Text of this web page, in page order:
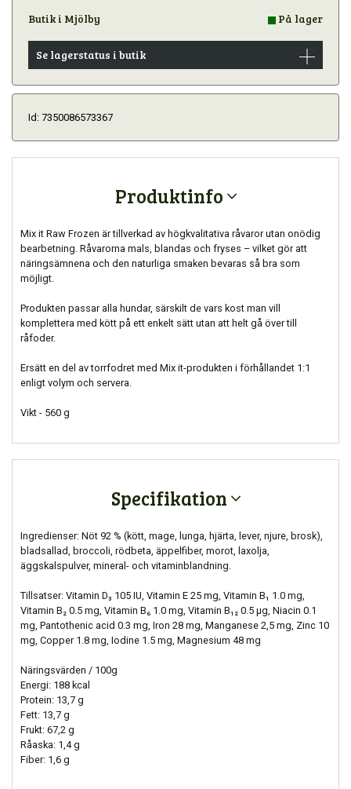
Butik i Mjölby På lager
Se lagerstatus i butik
Id: 7350086573367
Produktinfo
Mix it Raw Frozen är tillverkad av högkvalitativa råvaror utan onödig
bearbetning. Råvarorna mals, blandas och fryses – vilket gör att
näringsämnena och den naturliga smaken bevaras så bra som
möjligt.
Produkten passar alla hundar, särskilt de vars kost man vill
komplettera med kött på ett enkelt sätt utan att helt gå över till
råfoder.
Ersätt en del av torrfodret med Mix it-produkten i förhållandet 1:1
enligt volym och servera.
Vikt - 560 g
Specifikation
Ingredienser: Nöt 92 % (kött, mage, lunga, hjärta, lever, njure, brosk),
bladsallad, broccoli, rödbeta, äppelfiber, morot, laxolja,
äggskalspulver, mineral- och vitaminblandning.
Tillsatser: Vitamin D₃ 105 IU, Vitamin E 25 mg, Vitamin B₁ 1.0 mg,
Vitamin B₂ 0.5 mg, Vitamin B₆ 1.0 mg, Vitamin B₁₂ 0.5 μg, Niacin 0.1
mg, Pantothenic acid 0.3 mg, Iron 28 mg, Manganese 2,5 mg, Zinc 10
mg, Copper 1.8 mg, Iodine 1.5 mg, Magnesium 48 mg
Näringsvärden / 100g
Energi: 188 kcal
Protein: 13,7 g
Fett: 13,7 g
Frukt: 67,2 g
Råaska: 1,4 g
Fiber: 1,6 g